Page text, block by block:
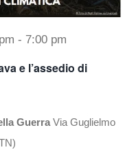
e l’assedio di
- 7:00 pm
GuerraVia Guglielmo